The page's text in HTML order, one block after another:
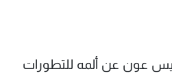
عون عن ألمه للتطورات